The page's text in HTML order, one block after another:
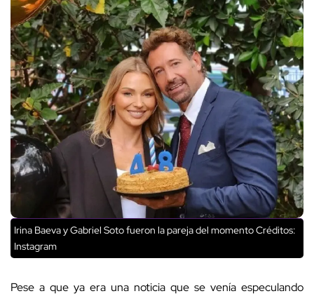
Irina Baeva y Gabriel Soto fueron la pareja del momento Créditos:
Instagram
Pese a que ya era una noticia que se venía especulando